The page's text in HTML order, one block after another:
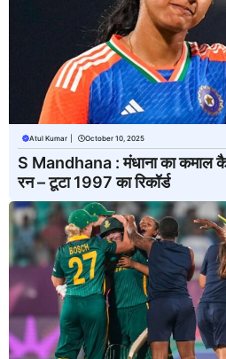
Atul Kumar October 10, 2025
S Mandhana : मंधाना का कमाल
रन – टूटा 1997 का रिकॉर्ड